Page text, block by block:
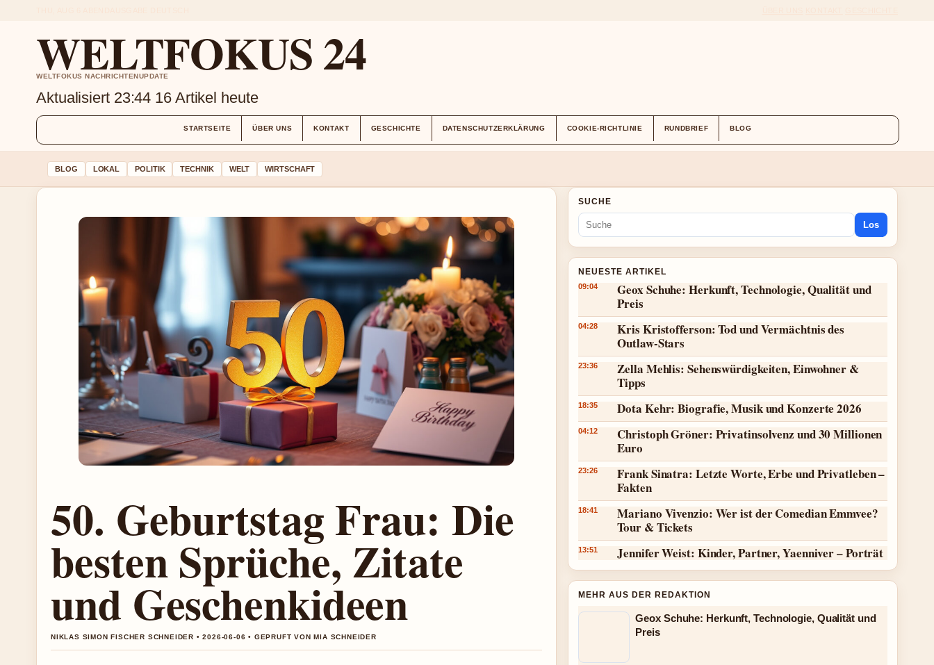
WELTFOKUS 24
WELTFOKUS NACHRICHTENUPDATE
Aktualisiert 23:44 16 Artikel heute
STARTSEITE ÜBER UNS KONTAKT GESCHICHTE DATENSCHUTZERKLÄRUNG COOKIE-RICHTLINIE RUNDBRIEF BLOG
BLOG LOKAL POLITIK TECHNIK WELT WIRTSCHAFT
50. Geburtstag Frau: Die
besten Sprüche, Zitate
und Geschenkideen
NIKLAS SIMON FISCHER SCHNEIDER • 2026-06-06 • GEPRUFT VON MIA SCHNEIDER
SUCHE
Los
NEUESTE ARTIKEL
09:04
Geox Schuhe: Herkunft, Technologie, Qualität und
Preis
04:28
Kris Kristofferson: Tod und Vermächtnis des
Outlaw-Stars
23:36
Zella Mehlis: Sehenswürdigkeiten, Einwohner &
Tipps
18:35 Dota Kehr: Biografie, Musik und Konzerte 2026
04:12
Christoph Gröner: Privatinsolvenz und 30 Millionen
Euro
23:26
Frank Sinatra: Letzte Worte, Erbe und Privatleben –
Fakten
18:41
Mariano Vivenzio: Wer ist der Comedian Emmvee?
Tour & Tickets
13:51 Jennifer Weist: Kinder, Partner, Yaenniver – Porträt
MEHR AUS DER REDAKTION
Geox Schuhe: Herkunft, Technologie, Qualität und
Preis